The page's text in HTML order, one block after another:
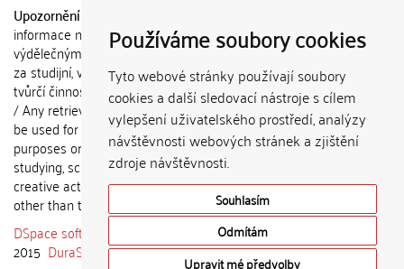
Používáme soubory cookies
Tyto webové stránky používají soubory
cookies a další sledovací nástroje s cílem
vylepšení uživatelského prostředí, analýzy
návštěvnosti webových stránek a zjištění
zdroje návštěvnosti.
Souhlasím
Odmítám
Upravit mé předvolby
Upozornění / Notice:
informace nemohou být použity k
výdělečným účelům nebo vydávány
za studijní, vědeckou nebo jinou
tvůrčí činnost jiné osoby než autora.
/ Any retrieved information shall not
be used for any commercial
purposes or claimed as results of
studying, scientific or any other
creative activities of any person
other than the author.
DSpace software
copyright © 2002-
2015 DuraSpace